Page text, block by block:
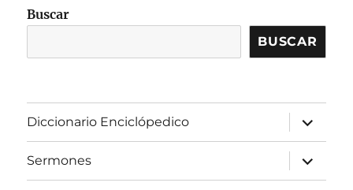
Buscar
BUSCAR
Diccionario Enciclópedico
expandir
el
menú
inferior
Sermones
expandir
el
menú